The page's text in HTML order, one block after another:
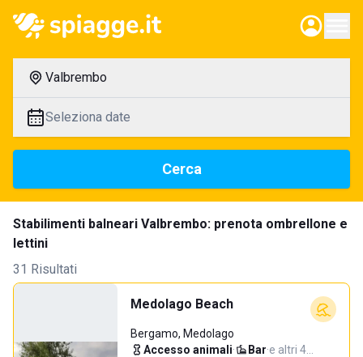
Valbrembo
Seleziona date
Cerca
Stabilimenti balneari Valbrembo: prenota ombrellone e
lettini
31 Risultati
Medolago Beach
Bergamo, Medolago
Accesso animali· Bar·e altri 4…